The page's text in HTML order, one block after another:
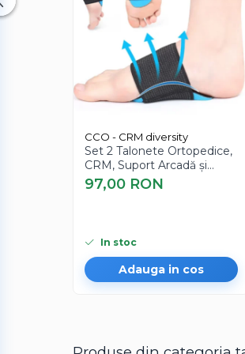
CCO - CRM diversity
Set 2 Talonete Ortopedice,
CRM, Suport Arcadă și
Amortizare, Negru-Albastru
97,00 RON
In stoc
Adauga in cos